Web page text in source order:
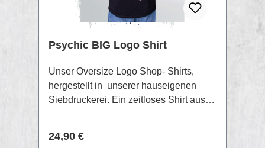
Psychic BIG Logo Shirt
Unser Oversize Logo Shop- Shirts,
hergestellt in unserer hauseigenen
Siebdruckerei. Ein zeitloses Shirt aus
Diese Methode ermöglicht das Motiv
Regulärer Preis:
24,90 €